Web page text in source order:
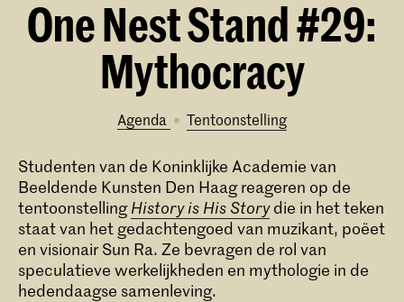
One Nest Stand #29:
Mythocracy
Agenda tentoonstelling
Studenten van de Koninklijke Academie van
Beeldende Kunsten Den Haag reageren op de
tentoonstellingHistory is His Storydie in het teken
staat van het gedachtengoed van muzikant, poëet
en visionair Sun Ra. Ze bevragen de rol van
speculatieve werkelijkheden en mythologie in de
hedendaagse samenleving.